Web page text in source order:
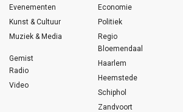
Evenementen
Kunst & Cultuur
Muziek & Media
Gemist
Radio
Video
Economie
Politiek
Regio
Bloemendaal
Haarlem
Heemstede
Schiphol
Zandvoort